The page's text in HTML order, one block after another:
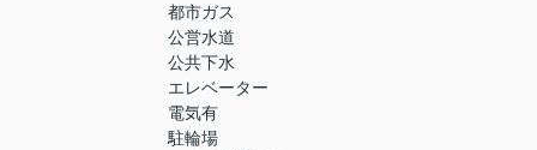
都市ガス
公営水道
公共下水
エレベーター
電気有
駐輪場